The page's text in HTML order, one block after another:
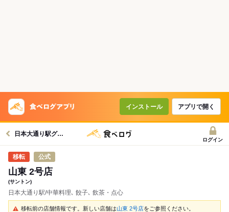
インストール アプリで開く
日本大通り駅グルメへ
ログイン
公式
山東 2号店
(サントン)
日本大通り駅/中華料理､ 餃子､ 飲茶・点心
移転前の店舗情報です。新しい店舗は山東 2号店をご参照ください。